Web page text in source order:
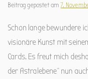
Beitrag gepostet am7.
Schon lange bewundere
visionäre Kunst mit
Cards. Es freut mich
der Astralebene” nun